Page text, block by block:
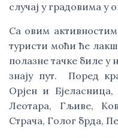
случај у градовима у
Са овим
туристи моћи ће
полазне тачке биле у
знају пут.  Поред
Орјен и
Леотара, Гљиве,
Страча, Голог брда,